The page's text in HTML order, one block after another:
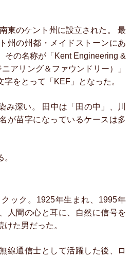
東のケント州に設立された。
最
州の州都・メイドストーンにあ
その名称が「Kent Engineering &
アリング＆ファウンドリー）」
をとって「KEF」となった。
み深い。
田中は「田の中」、川
が苗字になっているケースは多
ック。1925年生まれ、1995年
人間の心と耳に、自然に信号を
た男だった。
線通信士として活躍した後、ロ